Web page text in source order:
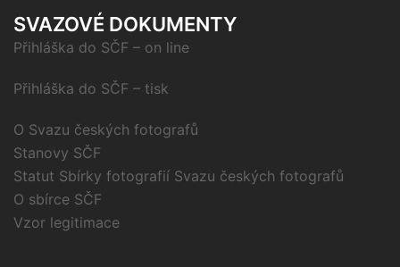
SVAZOVÉ DOKUMENTY
Přihláška do SČF – on line
Přihláška do SČF – tisk
O Svazu českých fotografů
Stanovy SČF
Statut Sbírky fotografií Svazu českých fotografů
O sbírce SČF
Vzor legitimace